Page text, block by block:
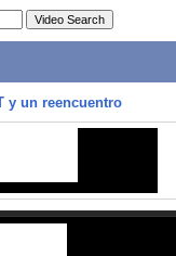
y un reencuentro